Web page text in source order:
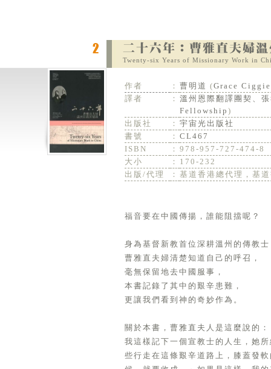
Twenty-six Years of Missionary Work in
作者 ： 曹明道 (Grace
譯者
： 溫州恩際翻譯團契、
Fellowship )
出版社
： 宇宙光出版社
書號
： CL467
ISBN
： 978-957-727-474-8
大小
： 170-232
出版/代理
： 基道香港總代理，基
福音要在中國傳揚，誰能阻擋呢？
身為基督新教首位深耕溫州的傳教
曹雅直夫婦清楚知道自己的呼召，
毫無保留地去中國服事，
本書記錄了其中的艱辛患難，
更讓我們看到神的奇妙作為。
關於本書，曹雅直夫人是這麼說的：
我這樣記下一個宣教士的人生，她
些行走在這條艱辛道路上，膝蓋發